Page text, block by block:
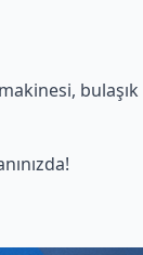
bulaşık